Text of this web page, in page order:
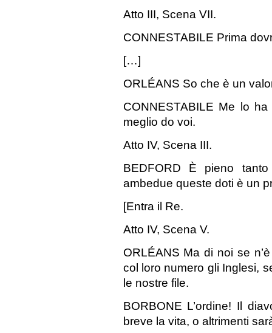
Atto III, Scena VII.
CONNESTABILE Prima
[…]
ORLÉANS So che è un
CONNESTABILE Me lo
meglio do voi.
Atto IV, Scena III.
BEDFORD È pieno
ambedue queste doti è un
[Entra il Re.
Atto IV, Scena V.
ORLÉANS Ma di noi se
col loro numero gli Inglesi,
le nostre file.
BORBONE L’ordine! Il
breve la vita, o altrimenti